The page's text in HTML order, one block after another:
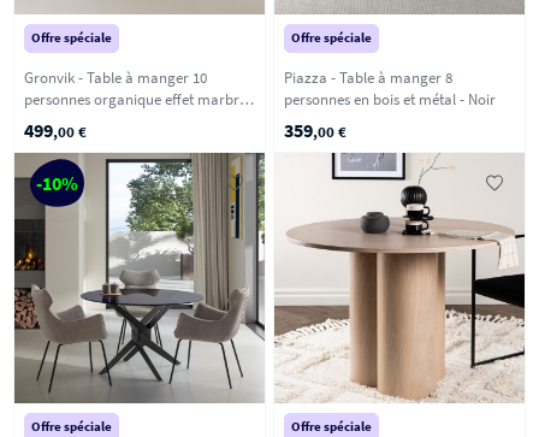
Offre spéciale
Gronvik - Table à manger 10
personnes organique effet marbre -
Gris clair
499,00 €
Offre spéciale
Piazza - Table à manger 8
personnes en bois et métal - Noir
359,00 €
-10%
Offre spéciale Offre spéciale